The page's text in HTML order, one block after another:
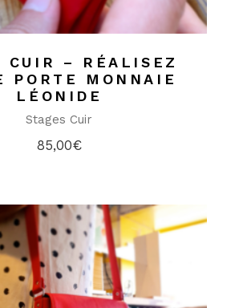
CUIR – RÉALISEZ
PORTE MONNAIE
LÉONIDE
Stages Cuir
85,00€